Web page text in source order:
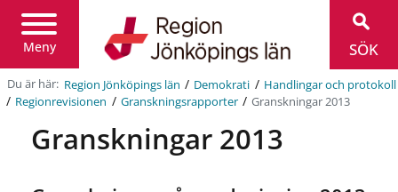
Meny
Jönköpings
län
SÖK
Du är här: Region Jönköpings län / Demokrati / Handlingar och protokoll
/ Regionrevisionen / Granskningsrapporter / Granskningar 2013
Granskningar 2013